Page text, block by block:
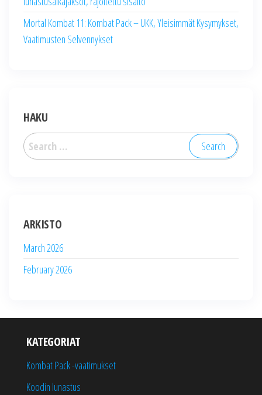
Mortal Kombat 11: Kombat Pack – UKK, Yleisimmät Kysymykset,
Vaatimusten Selvennykset
HAKU
Search
for:
ARKISTO
March 2026
February 2026
KATEGORIAT
Kombat Pack -vaatimukset
Koodin lunastus